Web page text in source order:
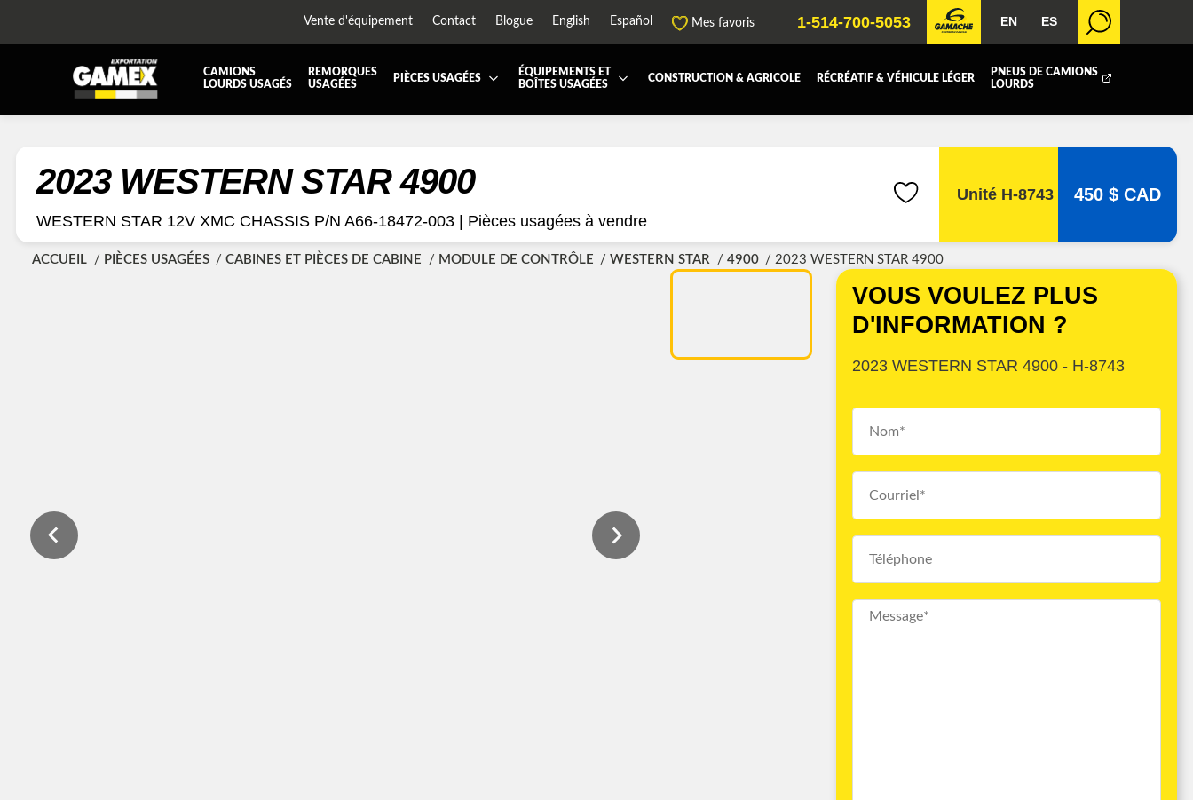
Vente d'équipement Contact Blogue English Español Mes favoris 1-514-700-5053 EN ES
CAMIONS
LOURDS USAGÉS
REMORQUES
USAGÉES
PIÈCES USAGÉES
DIFFÉRENTIELS ET SUSPENSIONS EQUIPEMENT
KIT HYDRAULIQUE MOTEURS ET PIÈCES DE MOTEURS
PLATEFORME
SYSTÈME POST-TRAITEMENT (DEF/DPF)
ÉQUIPEMENTS ET
BOÎTES USAGÉES
CONSTRUCTION & AGRICOLE RÉCRÉATIF & VÉHICULE LÉGER
PNEUS DE CAMIONS
LOURDS
2023 WESTERN STAR 4900
WESTERN STAR 12V XMC CHASSIS P/N A66-18472-003 | Pièces usagées à vendre
Unité H-8743 450 $ CAD
ACCUEIL PIÈCES USAGÉES CABINES ET PIÈCES DE CABINE MODULE DE CONTRÔLE WESTERN STAR 4900 2023 WESTERN STAR 4900
VOUS VOULEZ PLUS
D'INFORMATION ?
2023 WESTERN STAR 4900 - H-8743